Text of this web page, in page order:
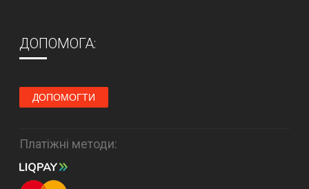
ДОПОМОГА:
ДОПОМОГТИ
Платіжні методи: